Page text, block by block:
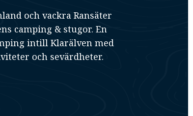
och vackra Ransäter
camping & stugor. En
intill Klarälven med
och sevärdheter.